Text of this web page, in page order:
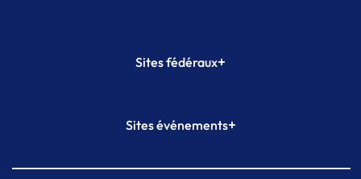
Sites fédéraux+
Plateforme Formation
Sites événements+
Meeting de Paris indoor